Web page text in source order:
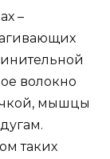
–
волокно
мышцы
таких